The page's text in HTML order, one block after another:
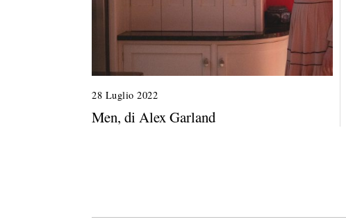
28 Luglio 2022
Men, di Alex Garland